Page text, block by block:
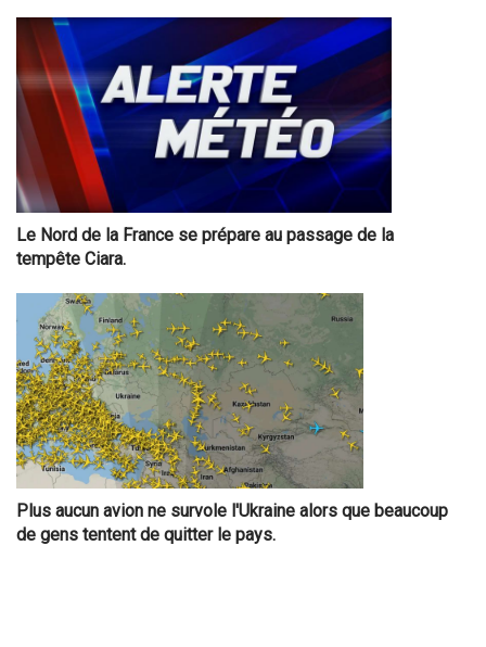
Le Nord de la France se prépare au passage de la
tempête Ciara.
Plus aucun avion ne survole l'Ukraine alors que beaucoup
de gens tentent de quitter le pays.